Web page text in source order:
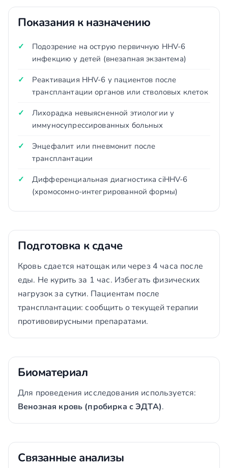
Показания к назначению
Подозрение на острую первичную HHV-6
инфекцию у детей (внезапная экзантема)
Реактивация HHV-6 у пациентов после
трансплантации органов или стволовых клеток
Лихорадка невыясненной этиологии у
иммуносупрессированных больных
Энцефалит или пневмонит после
трансплантации
Дифференциальная диагностика ciHHV-6
(хромосомно-интегрированной формы)
Подготовка к сдаче
Кровь сдается натощак или через 4 часа после
еды. Не курить за 1 час. Избегать физических
нагрузок за сутки. Пациентам после
трансплантации: сообщить о текущей терапии
противовирусными препаратами.
Биоматериал
Для проведения исследования используется:
Венозная кровь (пробирка с ЭДТА).
Связанные анализы